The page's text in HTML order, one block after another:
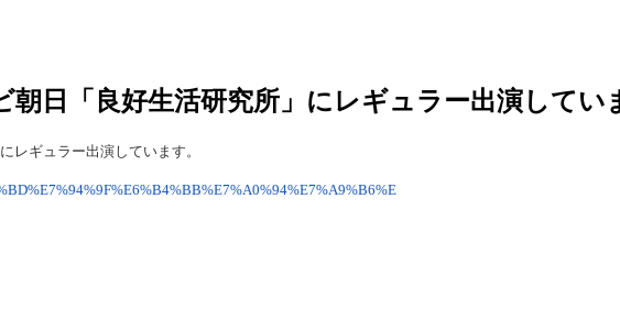
日「良好生活研究所」にレギュラー出演してい
ギュラー出演しています。